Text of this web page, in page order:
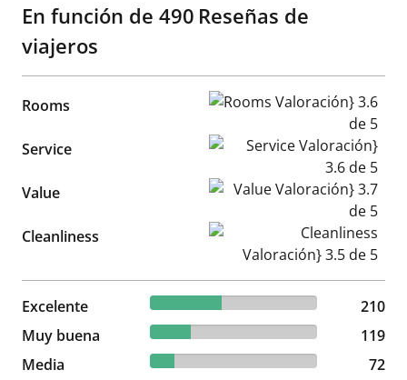
En función de 490 Reseñas de
viajeros
Rooms Rooms Valoración} 3.6 de 5
Service Service Valoración} 3.6 de 5
Value Value Valoración} 3.7 de 5
Cleanliness Cleanliness Valoración} 3.5
Excelente 42.86% reviewed Excelente
210 reviews
210
Muy buena
24.29% reviewed Muy buena
119 reviews
119
Media
14.69% reviewed Media
72 reviews 72